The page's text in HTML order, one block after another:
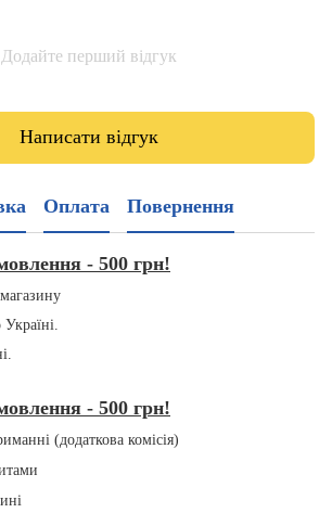
Додайте перший відгук
Написати відгук
Оплата Повернення
- 500 грн!
- 500 грн!
(додаткова комісія)